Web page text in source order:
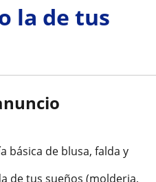
la de tus
básica de blusa, falda y
de tus sueños (molderia,